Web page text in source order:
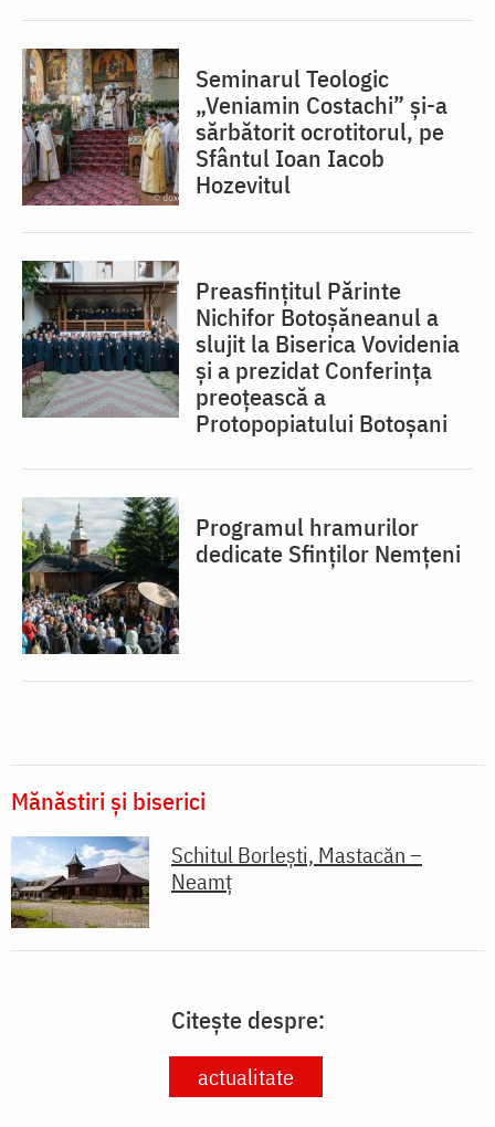
Seminarul Teologic
„Veniamin Costachi” și-a
sărbătorit ocrotitorul, pe
Sfântul Ioan Iacob
Hozevitul
Preasfințitul Părinte
Nichifor Botoșăneanul a
slujit la Biserica Vovidenia
și a prezidat Conferința
preoțească a
Protopopiatului Botoșani
Programul hramurilor
dedicate Sfinților Nemțeni
Mănăstiri și biserici
Schitul Borlești, Mastacăn –
Neamț
Citește despre:
actualitate